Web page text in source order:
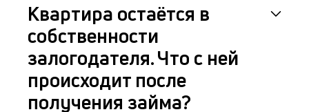
Квартира остаётся в
собственности
залогодателя. Что с ней
происходит после
получения займа?